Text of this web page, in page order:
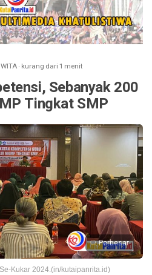
WITA· kurang dari 1 menit
Sebanyak 200
Tingkat SMP
Perbesar
Kukar 2024.(in/kutaipanrita.id)